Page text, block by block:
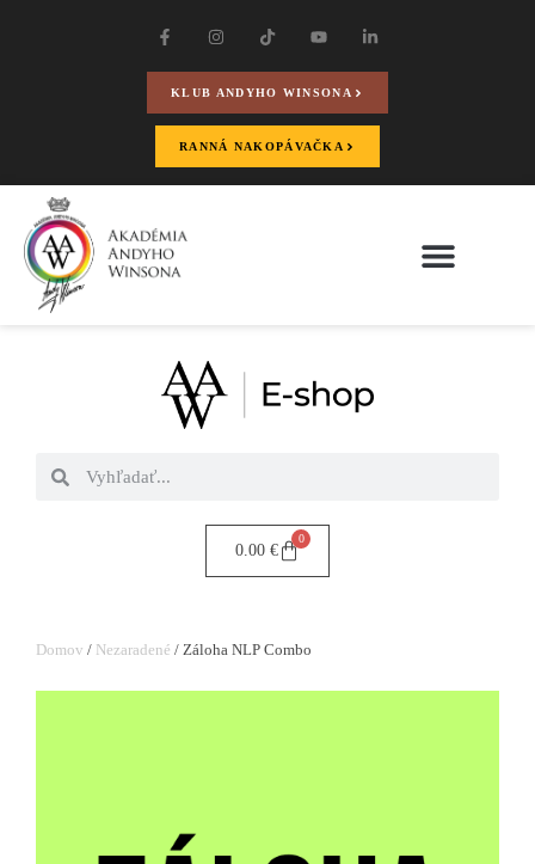
KLUB ANDYHO WINSONA
RANNÁ NAKOPÁVAČKA
0.00 €
0
Domov / Nezaradené / Záloha NLP Combo